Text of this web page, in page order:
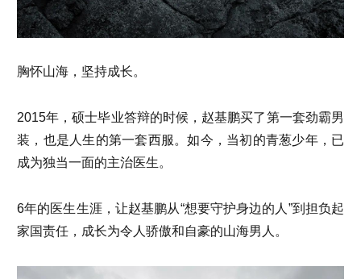
胸怀山海，坚持成长。
2015年，硕士毕业答辩的时候，赵基鹏买了第一套劲霸男
装，也是人生的第一套西服。如今，当初的青葱少年，已
成为独当一面的主治医生。
6年的医生生涯，让赵基鹏从“想要守护身边的人”到担负起
家国责任，成长为令人骄傲和自豪的山海男人。